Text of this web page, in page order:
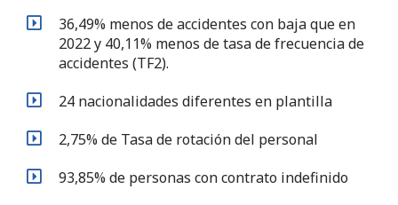
36,49% menos de accidentes con baja que en
2022 y 40,11% menos de tasa de frecuencia de
accidentes (TF2).
24 nacionalidades diferentes en plantilla
2,75% de Tasa de rotación del personal
93,85% de personas con contrato indefinido